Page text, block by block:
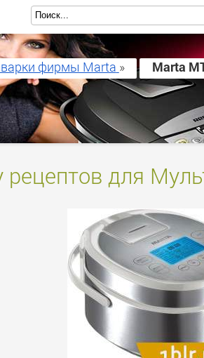
рецептов для
фирмы Marta » Marta